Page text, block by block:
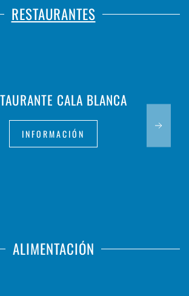
RESTAURANTES
CALA BLANCA
INFORMACIÓN
ALIMENTACIÓN